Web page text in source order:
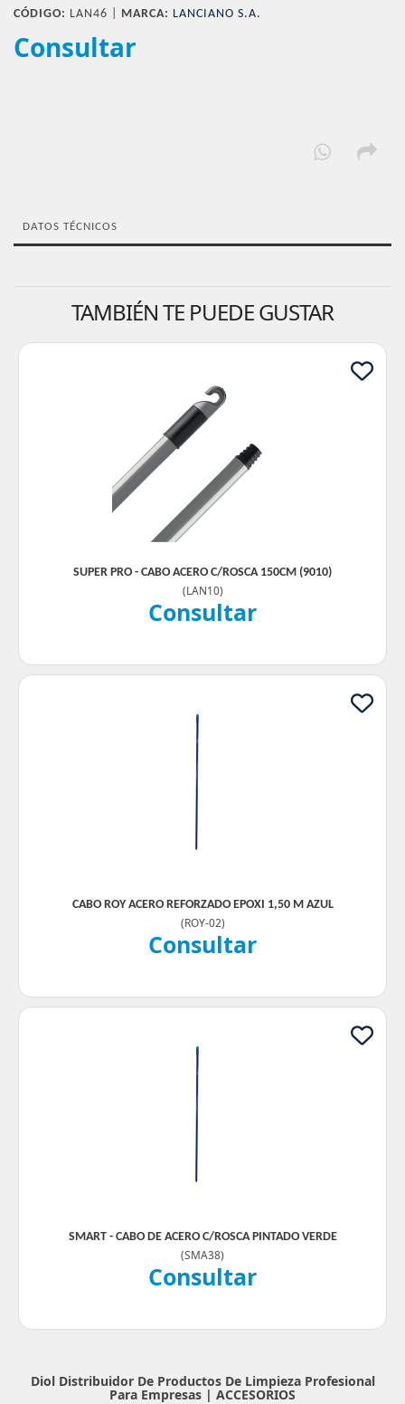
CÓDIGO: LAN46 | MARCA: LANCIANO S.A.
Consultar
DATOS TÉCNICOS
TAMBIÉN TE PUEDE GUSTAR
SUPER PRO - CABO ACERO C/ROSCA 150CM (9010)
(LAN10)
Consultar
CABO ROY ACERO REFORZADO EPOXI 1,50 M AZUL
(ROY-02)
Consultar
SMART - CABO DE ACERO C/ROSCA PINTADO VERDE
(SMA38)
Consultar
Diol Distribuidor De Productos De Limpieza Profesional
Para Empresas | ACCESORIOS